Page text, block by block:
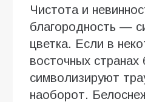
Чистота и
благородность —
цветка. Если в
восточных странах
символизируют
наоборот.